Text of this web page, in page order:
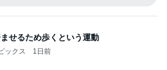
せるため歩くという運動
ックス 1日前